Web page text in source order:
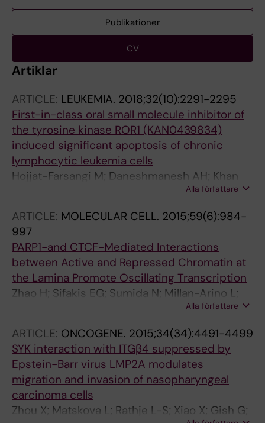
Publikationer
CV
Artiklar
ARTICLE: LEUKEMIA. 2018;32(10):2291-2295
First-in-class oral small molecule inhibitor of
the tyrosine kinase ROR1 (KAN0439834)
induced significant apoptosis of chronic
lymphocytic leukemia cells
Hojjat-Farsangi M; Daneshmanesh AH; Khan
AS; Shetye J; Mozaffari F; Kharaziha P; Rathje
L-S; Kokhaei P; Hansson L; Vagberg J; Bystrom
S; Olsson E; Lofberg C; Norstrom C; Schultz J;
Norin M; Olin T; Osterborg A; Mellstedt H;
Moshfegh A
Alla författare
ARTICLE: MOLECULAR CELL. 2015;59(6):984-
997
PARP1-and CTCF-Mediated Interactions
between Active and Repressed Chromatin at
the Lamina Promote Oscillating Transcription
Zhao H; Sifakis EG; Sumida N; Millan-Arino L;
Scholz BA; Svensson JP; Chen X; Ronnegren
AL; de Lima CDM; Varnoosfaderani FS; Shi C;
Loseva O; Yammine S; Israelsson M; Rathje L-
S; Nemeti B; Fredlund E; Helleday T; Imreh MP;
Gondor A
Alla författare
ARTICLE: ONCOGENE. 2015;34(34):4491-4499
SYK interaction with ITGβ4 suppressed by
Epstein-Barr virus LMP2A modulates
migration and invasion of nasopharyngeal
carcinoma cells
Zhou X; Matskova L; Rathje L-S; Xiao X; Gish G;